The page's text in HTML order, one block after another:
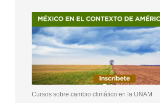
Cursos sobre cambio climático en la UNAM